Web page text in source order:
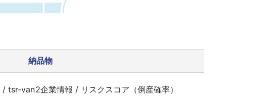
納品物
tsr-van2企業情報 / リスクスコア（倒産確率）